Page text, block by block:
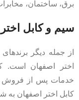
برق، ساختمان،
سیم و کابل
از جمله دیگر برندهای
اختر اصفهان است.
خدمات پس از فروش
کابل اختر اصفهان به